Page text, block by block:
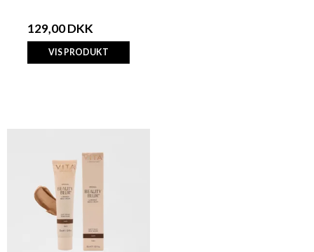
129,00 DKK
VIS PRODUKT